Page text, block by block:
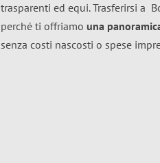
trasparenti ed equi. Trasferirsi a
perché ti offriamo una
senza costi nascosti o spese